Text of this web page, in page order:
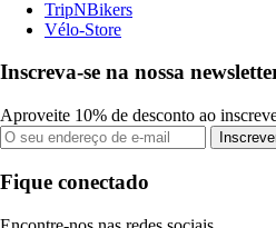
TripNBikers
Vélo-Store
Inscreva-se na nossa
Aproveite 10% de desconto ao
Fique conectado